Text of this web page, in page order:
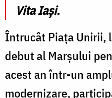
Vita Iași.
Întrucât Piața Unirii,
debut al Marșului
acest an într-un
modernizare,